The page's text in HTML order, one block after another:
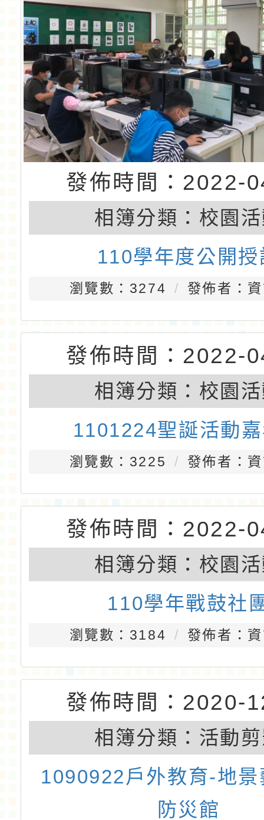
發佈時間：2022-
相簿分類： 校園
110學年度公開授
瀏覽數：3274 發佈者：
發佈時間：2022-
相簿分類：校園
1101224聖誕活動
瀏覽數：3225 發佈者：